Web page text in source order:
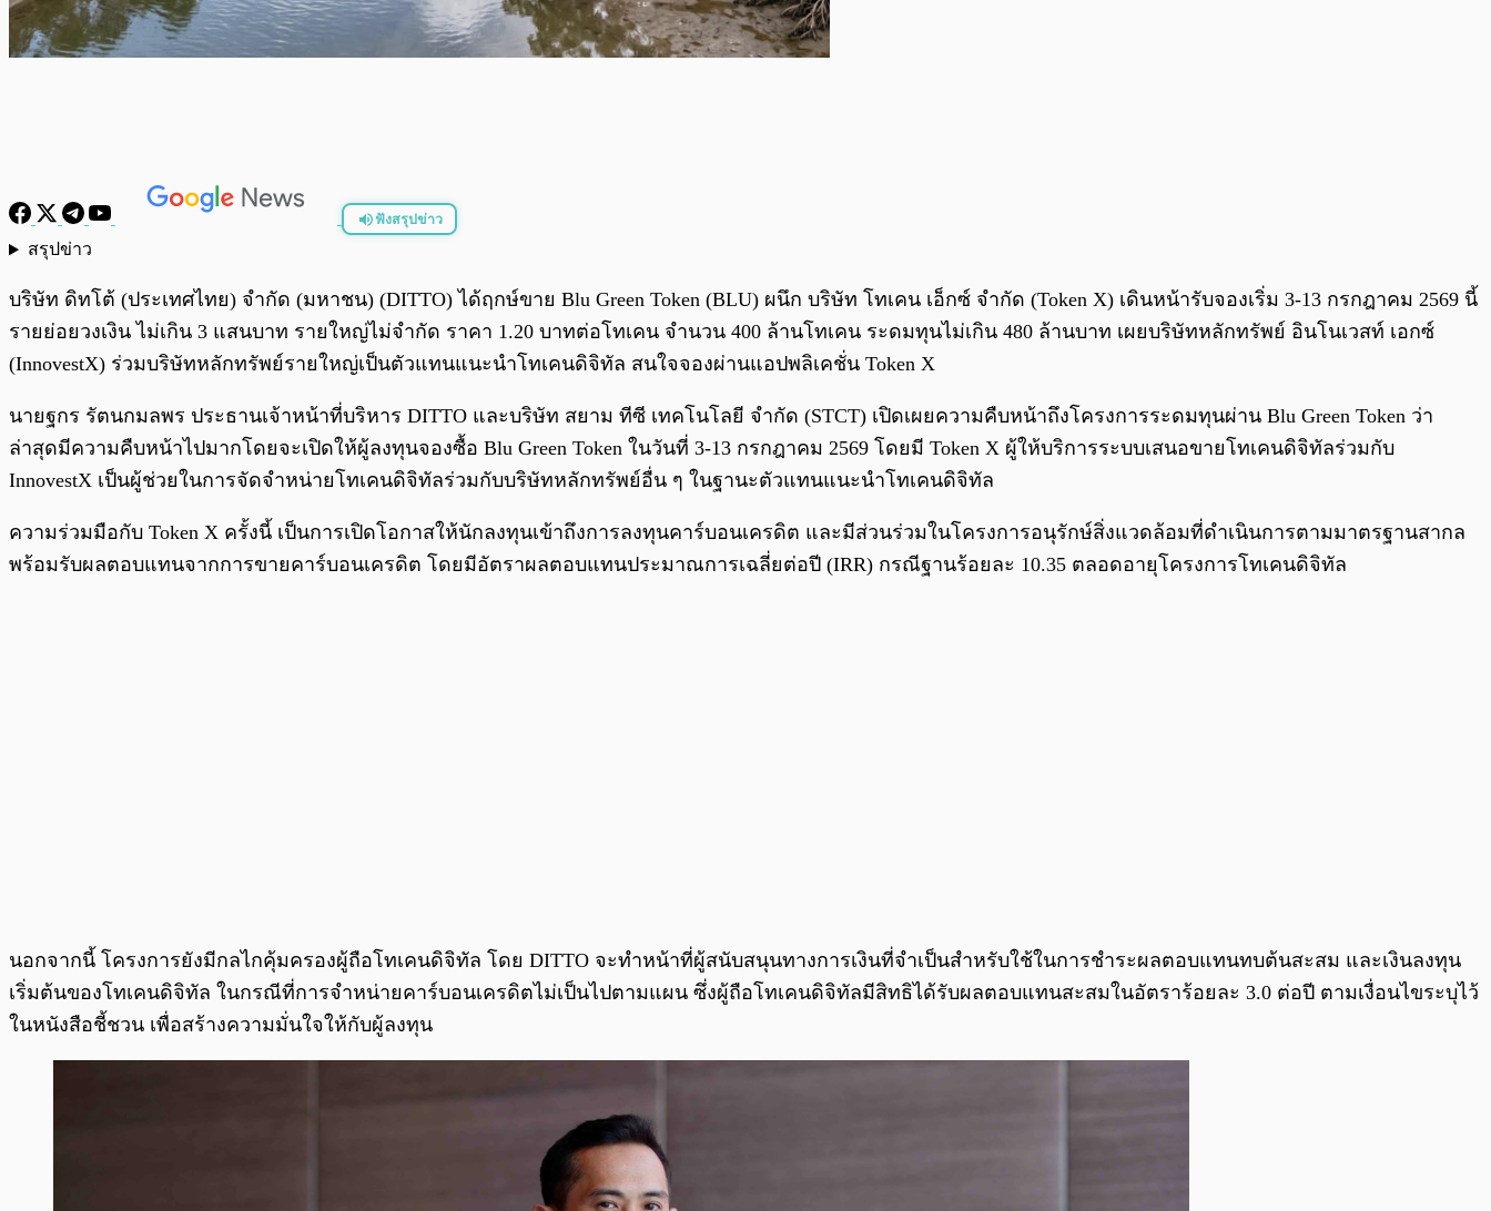
ฟังสรุปข่าว
สรุปข่าว
บริษัท ดิทโต้ (ประเทศไทย) จำกัด (มหาชน) (DITTO) ได้ฤกษ์ขาย Blu Green Token (BLU) ผนึก บริษัท โทเคน เอ็กซ์ จำกัด (Token X) เดินหน้ารับจองเริ่ม 3-13 กรกฎาคม 2569 นี้
รายย่อยวงเงิน ไม่เกิน 3 แสนบาท รายใหญ่ไม่จำกัด ราคา 1.20 บาทต่อโทเคน จำนวน 400 ล้านโทเคน ระดมทุนไม่เกิน 480 ล้านบาท เผยบริษัทหลักทรัพย์ อินโนเวสท์ เอกซ์
(InnovestX) ร่วมบริษัทหลักทรัพย์รายใหญ่เป็นตัวแทนแนะนำโทเคนดิจิทัล สนใจจองผ่านแอปพลิเคชั่น Token X
นายฐกร รัตนกมลพร ประธานเจ้าหน้าที่บริหาร DITTO และบริษัท สยาม ทีซี เทคโนโลยี จำกัด (STCT) เปิดเผยความคืบหน้าถึงโครงการระดมทุนผ่าน Blu Green Token ว่า
ล่าสุดมีความคืบหน้าไปมากโดยจะเปิดให้ผู้ลงทุนจองซื้อ Blu Green Token ในวันที่ 3-13 กรกฎาคม 2569 โดยมี Token X ผู้ให้บริการระบบเสนอขายโทเคนดิจิทัลร่วมกับ
InnovestX เป็นผู้ช่วยในการจัดจำหน่ายโทเคนดิจิทัลร่วมกับบริษัทหลักทรัพย์อื่น ๆ ในฐานะตัวแทนแนะนำโทเคนดิจิทัล
ความร่วมมือกับ Token X ครั้งนี้ เป็นการเปิดโอกาสให้นักลงทุนเข้าถึงการลงทุนคาร์บอนเครดิต และมีส่วนร่วมในโครงการอนุรักษ์สิ่งแวดล้อมที่ดำเนินการตามมาตรฐานสากล
พร้อมรับผลตอบแทนจากการขายคาร์บอนเครดิต โดยมีอัตราผลตอบแทนประมาณการเฉลี่ยต่อปี (IRR) กรณีฐานร้อยละ 10.35 ตลอดอายุโครงการโทเคนดิจิทัล
นอกจากนี้ โครงการยังมีกลไกคุ้มครองผู้ถือโทเคนดิจิทัล โดย DITTO จะทำหน้าที่ผู้สนับสนุนทางการเงินที่จำเป็นสำหรับใช้ในการชำระผลตอบแทนทบต้นสะสม และเงินลงทุน
เริ่มต้นของโทเคนดิจิทัล ในกรณีที่การจำหน่ายคาร์บอนเครดิตไม่เป็นไปตามแผน ซึ่งผู้ถือโทเคนดิจิทัลมีสิทธิได้รับผลตอบแทนสะสมในอัตราร้อยละ 3.0 ต่อปี ตามเงื่อนไขระบุไว้
ในหนังสือชี้ชวน เพื่อสร้างความมั่นใจให้กับผู้ลงทุน